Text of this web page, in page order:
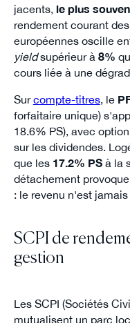
jacents, le plus
rendement courant
européennes oscille
yieldsupérieur à 8%
cours liée à une
Surcompte-titres, le
forfaitaire unique)
18.6% PS), avec
sur les dividendes.
que les 17.2% PSà la
détachement
: le revenu n'est
SCPI de
gestion
Les SCPI (Sociétés
mutualisent un parc